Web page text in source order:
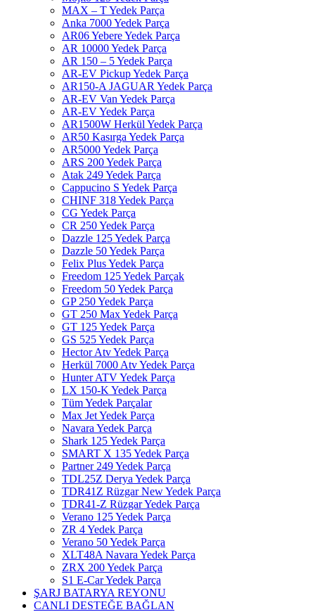
MAX – T Yedek Parça
Anka 7000 Yedek Parça
AR06 Yebere Yedek Parça
AR 10000 Yedek Parça
AR 150 – 5 Yedek Parça
AR-EV Pickup Yedek Parça
AR150-A JAGUAR Yedek Parça
AR-EV Van Yedek Parça
AR-EV Yedek Parça
AR1500W Herkül Yedek Parça
AR50 Kasırga Yedek Parça
AR5000 Yedek Parça
ARS 200 Yedek Parça
Atak 249 Yedek Parça
Cappucino S Yedek Parça
CHINF 318 Yedek Parça
CG Yedek Parça
CR 250 Yedek Parça
Dazzle 125 Yedek Parça
Dazzle 50 Yedek Parça
Felix Plus Yedek Parça
Freedom 125 Yedek Parçak
Freedom 50 Yedek Parça
GP 250 Yedek Parça
GT 250 Max Yedek Parça
GT 125 Yedek Parça
GS 525 Yedek Parça
Hector Atv Yedek Parça
Herkül 7000 Atv Yedek Parça
Hunter ATV Yedek Parça
LX 150-K Yedek Parça
Tüm Yedek Parçalar
Max Jet Yedek Parça
Navara Yedek Parça
Shark 125 Yedek Parça
SMART X 135 Yedek Parça
Partner 249 Yedek Parça
TDL25Z Derya Yedek Parça
TDR41Z Rüzgar New Yedek Parça
TDR41-Z Rüzgar Yedek Parça
Verano 125 Yedek Parça
ZR 4 Yedek Parça
Verano 50 Yedek Parça
XLT48A Navara Yedek Parça
ZRX 200 Yedek Parça
S1 E-Car Yedek Parça
ŞARJ BATARYA REYONU
CANLI DESTEĞE BAĞLAN